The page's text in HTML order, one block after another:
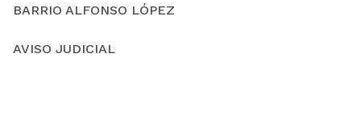
BARRIO ALFONSO LÓPEZ
AVISO JUDICIAL